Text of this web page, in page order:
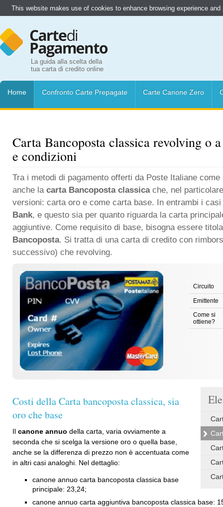
La guida alla scelta della
tua carta di credito online
Home Confronto Carte Prepagate Carte Canone Zero
Carta Bancoposta classica revolving o
e condizioni
Tra i metodi di pagamento offerti da Poste Italiane
anche la carta Bancoposta classicache, nel
versioni: carta oro e come carta base. In entrambi i
Bank, e questo sia per quanto riguarda la carta
aggiuntive. Come requisito di base, bisogna essere
Bancoposta. Si tratta di una carta di credito con
successivo) che revolving.
Circuito
Emittente
Come si
ottiene?
Costi della Carta bancoposta classica, sia
oro che base
Il canone annuo della carta, varia ovviamente a
seconda che si scelga la versione oro o quella base,
anche se la differenza di prezzo non è accentuata come
in altri casi analoghi. Nel dettaglio:
canone annuo carta bancoposta classica base
principale: 23,24;
canone annuo carta aggiuntiva bancoposta classica base:
This website makes use of cookies to enhance browsing experience